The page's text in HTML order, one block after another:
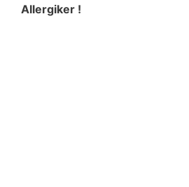
Allergiker !